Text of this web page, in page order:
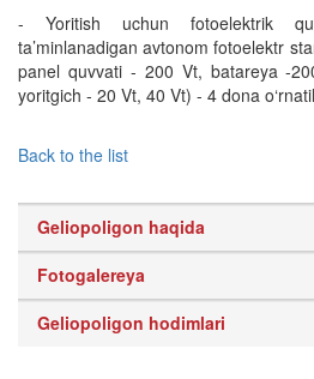
- Yoritish uchun fotoelektrik
ta’minlanadigan avtonom fotoelektr
panel quvvati - 200 Vt, batareya -
yoritgich - 20 Vt, 40 Vt) - 4 dona
Back to the list
Geliopoligon haqida
Fotogalereya
Geliopoligon hodimlari